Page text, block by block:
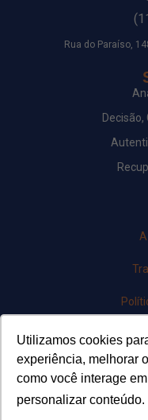
Utilizamos cookies
experiência, melhorar
como você interage
personalizar conteúdo.
Rua do Paraíso,
Siga-